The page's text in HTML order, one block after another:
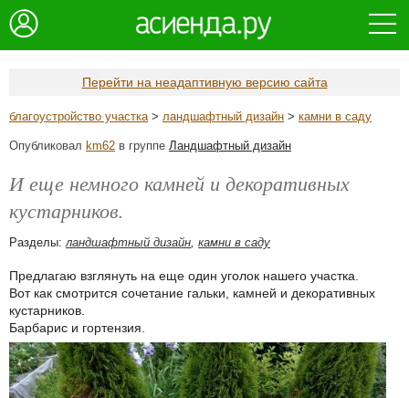
Перейти на неадаптивную версию сайта
благоустройство участка> ландшафтный дизайн > камни в саду
Опубликовал km62 в группе Ландшафтный дизайн
И еще немного камней и декоративных
кустарников.
Разделы:ландшафтный дизайн, камни в саду
Предлагаю взглянуть на еще один уголок нашего участка.
Вот как смотрится сочетание гальки, камней и декоративных
кустарников.
Барбарис и гортензия.